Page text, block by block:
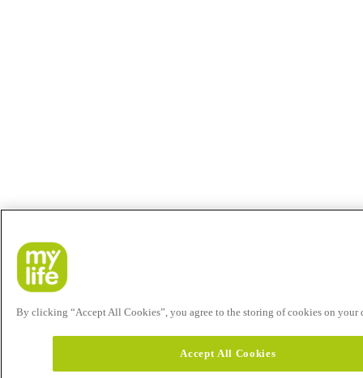
By clicking “Accept All Cookies”, you agree to the storing of cookies on your
Accept All Cookies